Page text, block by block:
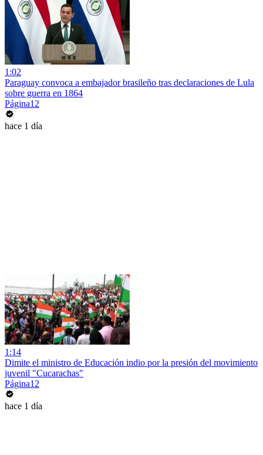
1:02
Paraguay convoca a embajador brasileño tras declaraciones de Lula
sobre guerra en 1864
Página12
hace 1 día
1:14
Dimite el ministro de Educación indio por la presión del movimiento
juvenil "Cucarachas"
Página12
hace 1 día